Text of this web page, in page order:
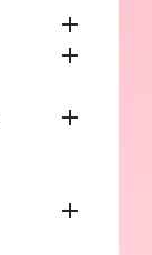



